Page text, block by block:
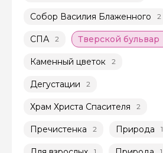
Собор Василия Блаженного 2
СПА 2 Тверской бульвар
Каменный цветок 2
Дегустации 2
Храм Христа Спасителя 2
Пречистенка 2 Природа 1